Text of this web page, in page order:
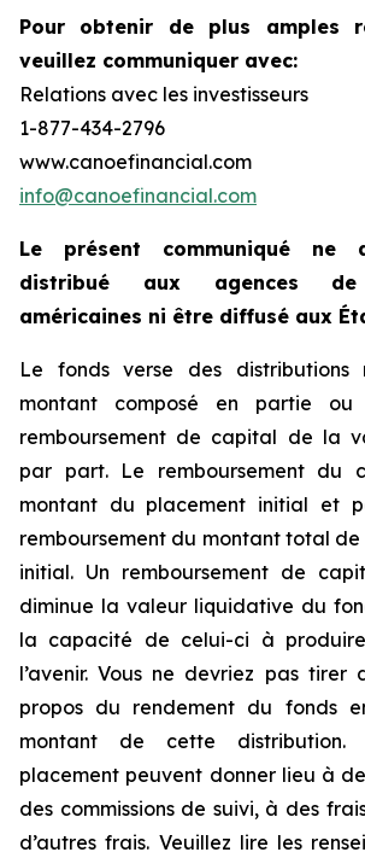
Pour obtenir de plus amples
veuillez communiquer avec:
Relations avec les investisseurs
1-877-434-2796
www.canoefinancial.com
info@canoefinancial.com
Le présent communiqué
distribué aux agences de
américaines ni être diffusé aux
Le fonds verse des distributions
montant composé en partie
remboursement de capital de la
par part. Le remboursement du
montant du placement initial et
remboursement du montant total
initial. Un remboursement de
diminue la valeur liquidative du
la capacité de celui-ci à
l’avenir. Vous ne devriez pas tirer
propos du rendement du fonds
montant de cette
placement peuvent donner lieu à
des commissions de suivi, à des
d’autres frais. Veuillez lire les